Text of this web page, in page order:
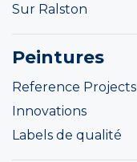
Sur Ralston
Peintures
Reference Projects
Innovations
Labels de qualité